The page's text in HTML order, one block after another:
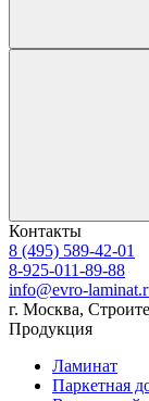
Контакты
8 (495) 589-42-01
8-925-011-89-88
info@evro-
г. Москва,
Продукция
Ламинат
Паркетная